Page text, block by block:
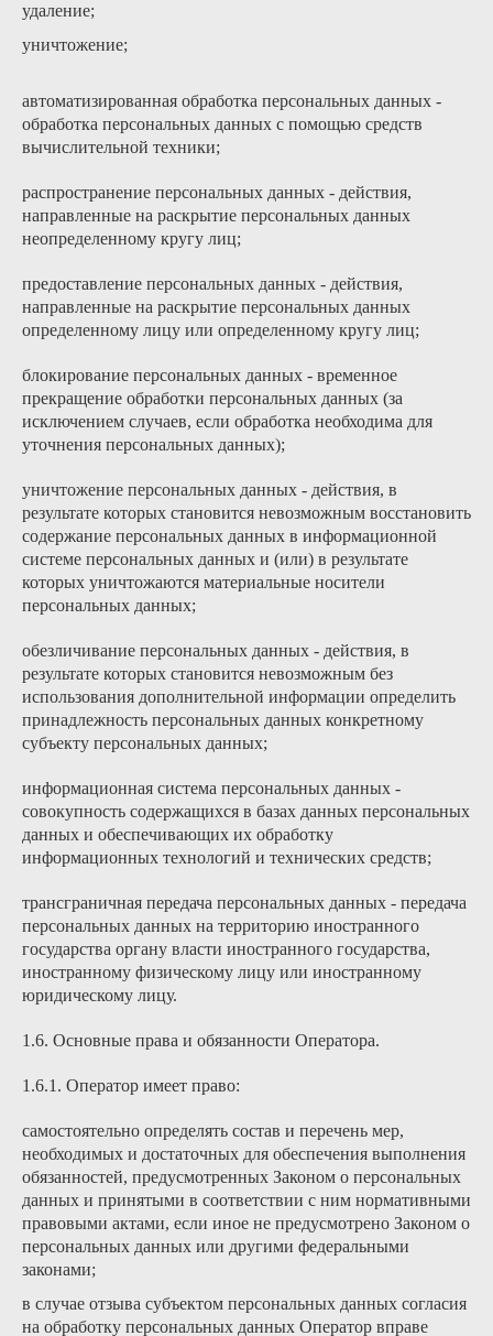
удаление;
уничтожение;
автоматизированная обработка персональных данных -
обработка персональных данных с помощью средств
вычислительной техники;
распространение персональных данных - действия,
направленные на раскрытие персональных данных
неопределенному кругу лиц;
предоставление персональных данных - действия,
направленные на раскрытие персональных данных
определенному лицу или определенному кругу лиц;
блокирование персональных данных - временное
прекращение обработки персональных данных (за
исключением случаев, если обработка необходима для
уточнения персональных данных);
уничтожение персональных данных - действия, в
результате которых становится невозможным восстановить
содержание персональных данных в информационной
системе персональных данных и (или) в результате
которых уничтожаются материальные носители
персональных данных;
обезличивание персональных данных - действия, в
результате которых становится невозможным без
использования дополнительной информации определить
принадлежность персональных данных конкретному
субъекту персональных данных;
информационная система персональных данных -
совокупность содержащихся в базах данных персональных
данных и обеспечивающих их обработку
информационных технологий и технических средств;
трансграничная передача персональных данных - передача
персональных данных на территорию иностранного
государства органу власти иностранного государства,
иностранному физическому лицу или иностранному
юридическому лицу.
1.6. Основные права и обязанности Оператора.
1.6.1. Оператор имеет право:
самостоятельно определять состав и перечень мер,
необходимых и достаточных для обеспечения выполнения
обязанностей, предусмотренных Законом о персональных
данных и принятыми в соответствии с ним нормативными
правовыми актами, если иное не предусмотрено Законом о
персональных данных или другими федеральными
законами;
в случае отзыва субъектом персональных данных согласия
на обработку персональных данных Оператор вправе